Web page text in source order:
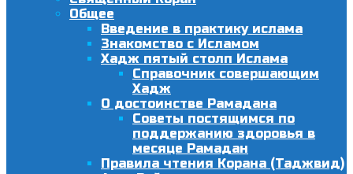
Общее
Введение в практику ислама
Знакомство с Исламом
Хадж пятый столп Ислама
Справочник совершающим
Хадж
О достоинстве Рамадана
Советы постящимся по
поддержанию здоровья в
месяце Рамадан
Правила чтения Корана (Таджвид)